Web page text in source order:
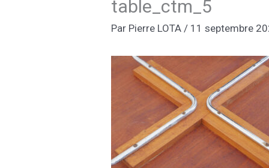
table_ctm_5
Par Pierre LOTA / 11 septembre